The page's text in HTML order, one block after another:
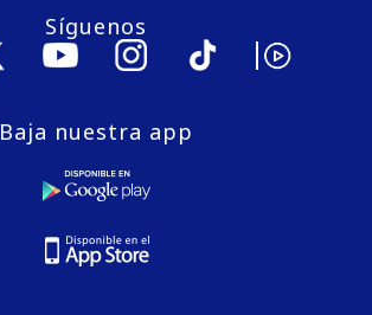
Síguenos
Baja nuestra app